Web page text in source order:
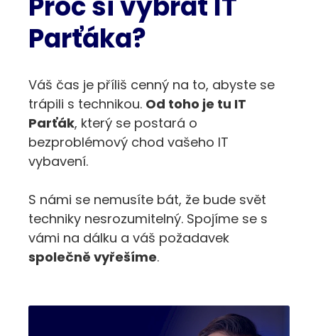
Parťáka?
Váš čas je příliš cenný na to, abyste se
trápili s technikou. Od toho je tu IT
Parťák, který se postará o
bezproblémový chod vašeho IT
vybavení.
S námi se nemusíte bát, že bude svět
techniky nesrozumitelný. Spojíme se s
vámi na dálku a váš požadavek
společně vyřešíme.